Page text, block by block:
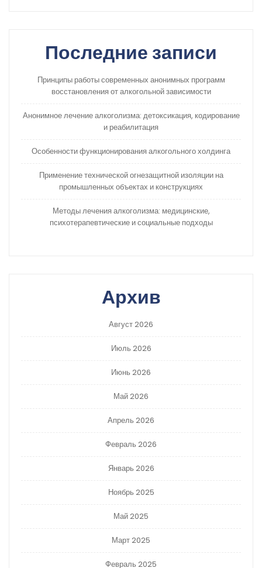
Последние записи
Принципы работы современных анонимных программ
восстановления от алкогольной зависимости
Анонимное лечение алкоголизма: детоксикация, кодирование
и реабилитация
Особенности функционирования алкогольного холдинга
Применение технической огнезащитной изоляции на
промышленных объектах и конструкциях
Методы лечения алкоголизма: медицинские,
психотерапевтические и социальные подходы
Архив
Август 2026
Июль 2026
Июнь 2026
Май 2026
Апрель 2026
Февраль 2026
Январь 2026
Ноябрь 2025
Май 2025
Март 2025
Февраль 2025